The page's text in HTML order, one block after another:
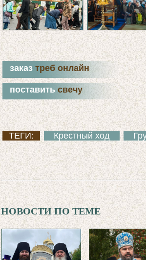
заказ треб онлайн
поставить свечу
ТЕГИ: Крестный ход
НОВОСТИ ПО ТЕМЕ